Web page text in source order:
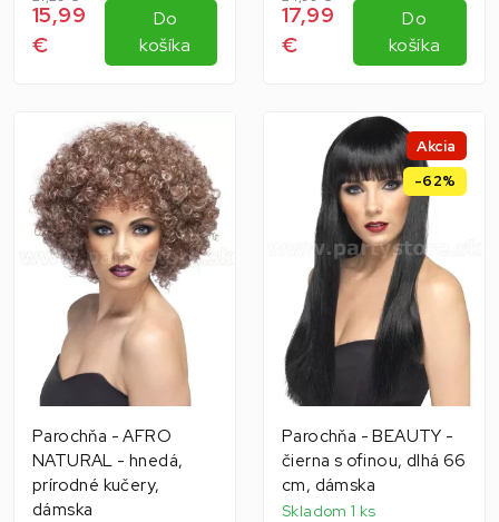
15,99
€
Do
košíka
17,99
€
Do
košíka
Parochňa - AFRO
NATURAL - hnedá,
prírodné kučery,
dámska
Akcia
-62%
Parochňa - BEAUTY -
čierna s ofinou, dlhá 66
cm, dámska
Skladom 1 ks